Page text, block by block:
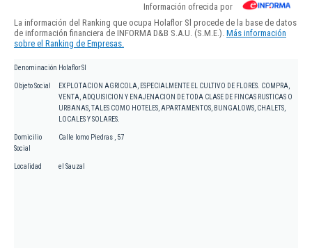
Información ofrecida por
La información del Ranking que ocupa Holaflor Sl procede de la base de datos
de información financiera de INFORMA D&B S.A.U. (S.M.E.). Más información
sobre el Ranking de Empresas.
Denominación Holaflor Sl
Objeto Social
EXPLOTACION AGRICOLA, ESPECIALMENTE EL CULTIVO DE FLORES. COMPRA,
VENTA, ADQUISICION Y ENAJENACION DE TODA CLASE DE FINCAS RUSTICAS O
URBANAS, TALES COMO HOTELES, APARTAMENTOS, BUNGALOWS, CHALETS,
LOCALES Y SOLARES.
Domicilio
Social
Calle lomo Piedras , 57
Localidad el Sauzal